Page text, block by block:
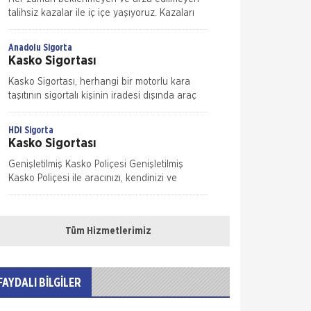
talihsiz kazalar ile iç içe yaşıyoruz. Kazaları
m&u
Anadolu Sigorta
Kasko Sigortası
Kasko Sigortası, herhangi bir motorlu kara
taşıtının sigortalı kişinin iradesi dışında araç
HDI Sigorta
Kasko Sigortası
Genişletilmiş Kasko Poliçesi Genişletilmiş
Kasko Poliçesi ile aracınızı, kendinizi ve
Konut Sigortası
bir çok riske karşı koruma altına alan
sigortalının kendini tam anlamıyla güvende his
Tüm Hizmetlerimiz
FAYDALI BİLGİLER